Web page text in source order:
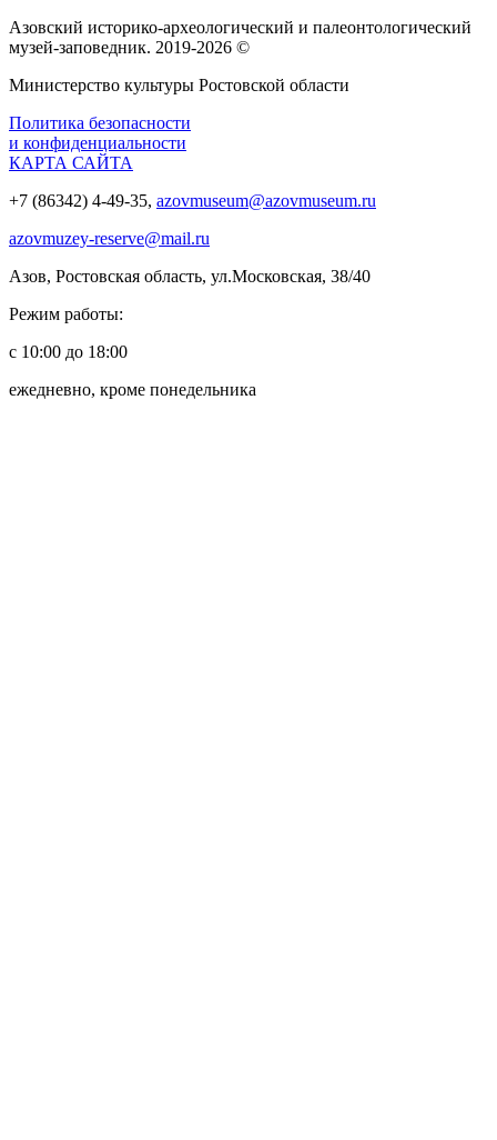
Азовский историко‑археологический и палеонтологический
музей‑заповедник. 2019-2026 ©
Министерство культуры Ростовской области
Политика безопасности
и конфиденциальности
КАРТА САЙТА
+7 (86342) 4-49-35, azovmuseum@azovmuseum.ru
azovmuzey-reserve@mail.ru
Азов, Ростовская область, ул.Московская, 38/40
Режим работы:
с 10:00 до 18:00
ежедневно, кроме понедельника